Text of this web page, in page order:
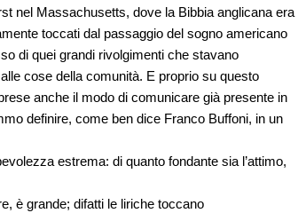
nel Massachusetts, dove la Bibbia anglicana era
toccati dal passaggio del sogno americano
di quei grandi rivolgimenti che stavano
cose della comunità. E proprio su questo
anche il modo di comunicare già presente in
definire, come ben dice Franco Buffoni, in un
estrema: di quanto fondante sia l’attimo,
è grande; difatti le liriche toccano